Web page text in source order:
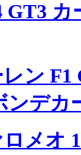
GT3 カ
ン
ンデカ
メオ